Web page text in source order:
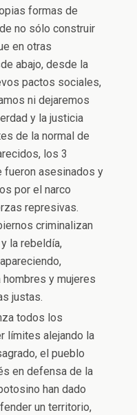
formas de
no sólo construir
en otras
abajo, desde la
pactos sociales,
ni dejaremos
y la justicia
de la normal de
los 3
fueron asesinados y
por el narco
represivas.
criminalizan
la rebeldía,
y mujeres
justas.
todos los
límites alejando la
el pueblo
en defensa de la
han dado
un territorio,